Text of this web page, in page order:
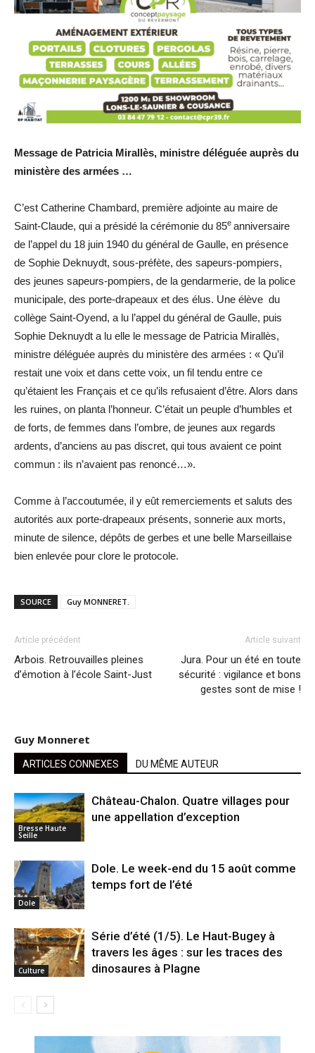
Message de Patricia Mirallès, ministre déléguée auprès du
ministère des armées …
C’est Catherine Chambard, première adjointe au maire de
Saint-Claude, qui a présidé la cérémonie du 85e anniversaire
de l’appel du 18 juin 1940 du général de Gaulle, en présence
de Sophie Deknuydt, sous-préfète, des sapeurs-pompiers,
des jeunes sapeurs-pompiers, de la gendarmerie, de la police
municipale, des porte-drapeaux et des élus. Une élève du
collège Saint-Oyend, a lu l’appel du général de Gaulle, puis
Sophie Deknuydt a lu elle le message de Patricia Mirallès,
ministre déléguée auprès du ministère des armées : « Qu’il
restait une voix et dans cette voix, un fil tendu entre ce
qu’étaient les Français et ce qu’ils refusaient d’être. Alors dans
les ruines, on planta l’honneur. C’était un peuple d’humbles et
de forts, de femmes dans l’ombre, de jeunes aux regards
ardents, d’anciens au pas discret, qui tous avaient ce point
commun : ils n’avaient pas renoncé…».
Comme à l’accoutumée, il y eût remerciements et saluts des
autorités aux porte-drapeaux présents, sonnerie aux morts,
minute de silence, dépôts de gerbes et une belle Marseillaise
bien enlevée pour clore le protocole.
SOURCE Guy MONNERET.
Article précédent
Arbois. Retrouvailles pleines
d’émotion à l’école Saint-Just
Article suivant
Jura. Pour un été en toute
sécurité : vigilance et bons
gestes sont de mise !
Guy Monneret
ARTICLES CONNEXES DU MÊME AUTEUR
Bresse Haute
Seille
Château-Chalon. Quatre villages pour
une appellation d’exception
Dole
Dole. Le week-end du 15 août comme
temps fort de l’été
Culture
Série d’été (1/5). Le Haut-Bugey à
travers les âges : sur les traces des
dinosaures à Plagne